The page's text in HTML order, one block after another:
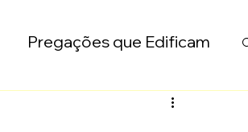
Pregações que Edificam